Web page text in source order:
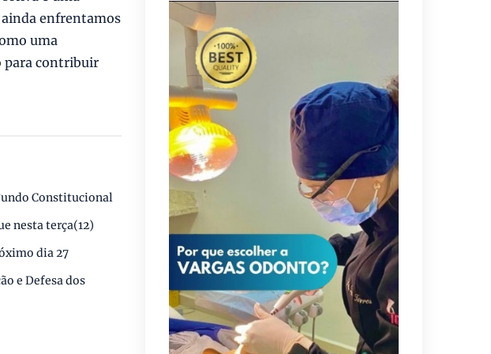
enfrentamos
uma
para contribuir
Constitucional
nesta terça(12)
dia 27
e Defesa dos